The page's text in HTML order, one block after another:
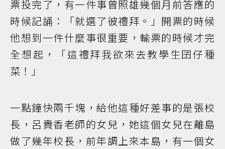
票投完了，有一件事曾照雄幾個月前答應的
時候記誦：「就選了彼禮拜。」開票的時候
他想到一件什麼事很重要，輸票的時候才完
全想起，「這禮拜我欲來去教學生囝仔種
菜！」
一點鐘快兩千塊，給他這種好差事的是張校
長，呂貴香老師的女兒，她這個女兒在離島
做了幾年校長，前年調上來本島，有一個女